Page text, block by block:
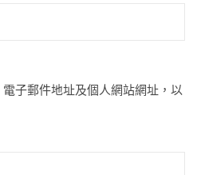
子郵件地址及個人網站網址，以